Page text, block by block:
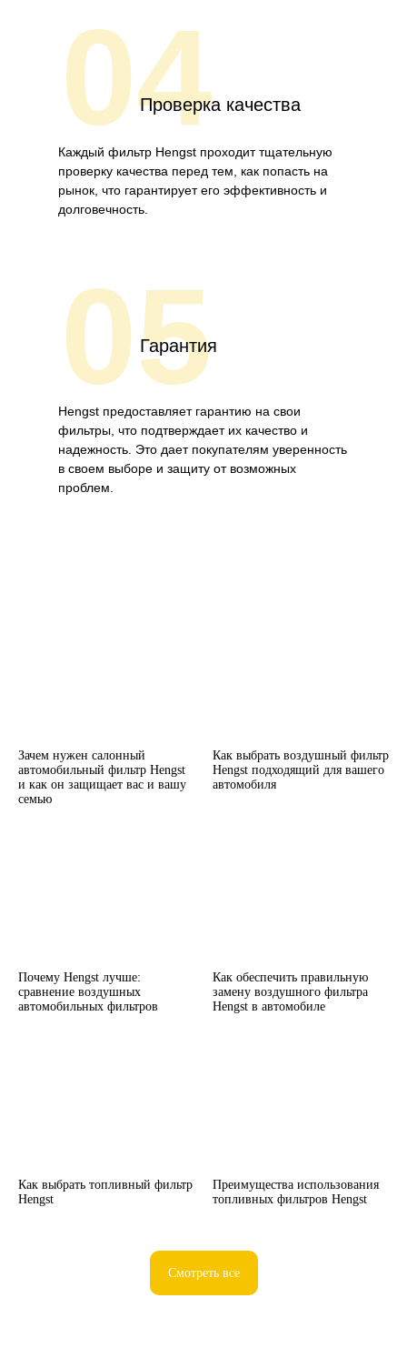
04Проверка качества
Каждый фильтр Hengst проходит тщательную
проверку качества перед тем, как попасть на
рынок, что гарантирует его эффективность и
долговечность.
05
Гарантия
Hengst предоставляет гарантию на свои
фильтры, что подтверждает их качество и
надежность. Это дает покупателям уверенность
в своем выборе и защиту от возможных
проблем.
Зачем нужен салонный
автомобильный фильтр Hengst
и как он защищает вас и вашу
семью
Как выбрать воздушный фильтр
Hengst подходящий для вашего
автомобиля
Почему Hengst лучше:
сравнение воздушных
автомобильных фильтров
Как обеспечить правильную
замену воздушного фильтра
Hengst в автомобиле
Как выбрать топливный фильтр
Hengst
Преимущества использования
топливных фильтров Hengst
Смотреть все